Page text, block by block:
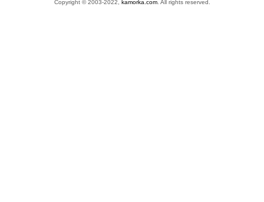
Copyright © 2003-2022, kamorka.com. All rights reserved.